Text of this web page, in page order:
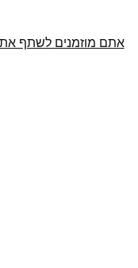
אתם מוזמנים לשתף